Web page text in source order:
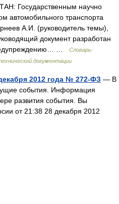
Государственным научно
автомобильного транспорта
А.И. (руководитель темы),
документ разработан
…
Словарь-
документации
2012 года № 272-ФЗ — В
события. Информация
развития события. Вы
от 21:38 28 декабря 2012